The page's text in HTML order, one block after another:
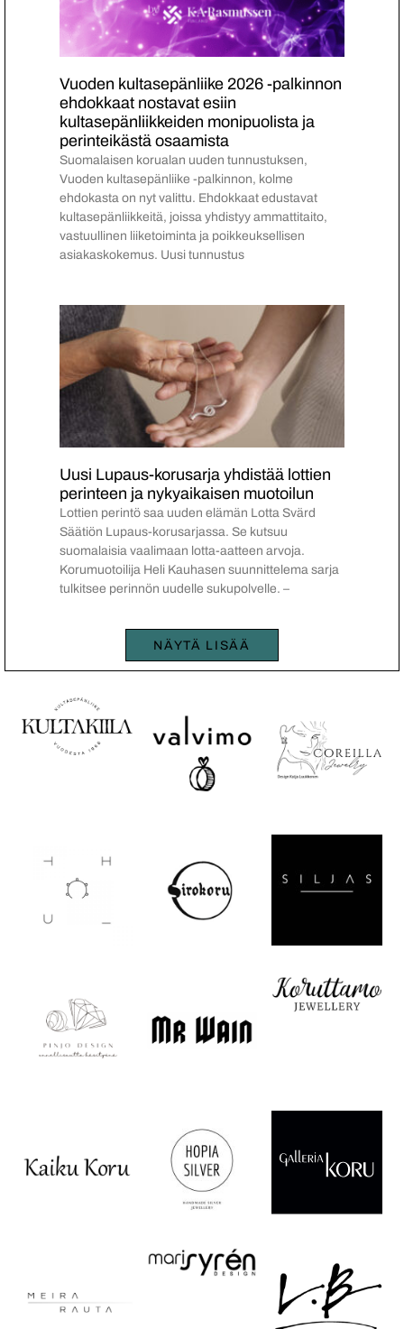
Vuoden kultasepänliike 2026 -palkinnon
ehdokkaat nostavat esiin
kultasepänliikkeiden monipuolista ja
perinteikästä osaamista
Suomalaisen korualan uuden tunnustuksen,
Vuoden kultasepänliike -palkinnon, kolme
ehdokasta on nyt valittu. Ehdokkaat edustavat
kultasepänliikkeitä, joissa yhdistyy ammattitaito,
vastuullinen liiketoiminta ja poikkeuksellisen
asiakaskokemus. Uusi tunnustus
Uusi Lupaus-korusarja yhdistää lottien
perinteen ja nykyaikaisen muotoilun
Lottien perintö saa uuden elämän Lotta Svärd
Säätiön Lupaus-korusarjassa. Se kutsuu
suomalaisia vaalimaan lotta-aatteen arvoja.
Korumuotoilija Heli Kauhasen suunnittelema sarja
tulkitsee perinnön uudelle sukupolvelle. –
NÄYTÄ LISÄÄ